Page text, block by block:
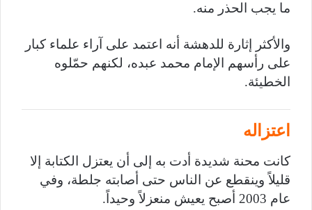
ما يجب الحذر منه.
والأكثر إثارة للدهشة أنه اعتمد على آراء علماء كبار
على رأسهم الإمام محمد عبده، لكنهم حمّلوه
الخطيئة.
اعتزاله
كانت محنة شديدة أدت به إلى أن يعتزل الكتابة إلا
قليلاً وينقطع عن الناس حتى أصابته جلطة، وفي
عام 2003 أصبح يعيش منعزلاً وحيداً.